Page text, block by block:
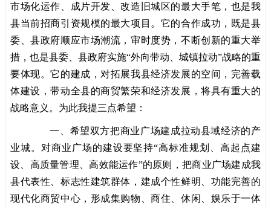
市场化运作、成片开发、改造旧城区的最大手笔，也是我
县当前招商引资规模的最大项目。它的合作成功，既是县
委、县政府顺应市场潮流，审时度势，不断创新的重大举
措，也是县委、县政府实施“外向带动、城镇拉动”战略的重
要体现。它的建成，对拓展我县经济发展的空间，完善载
体建设，带动全县的商贸繁荣和经济发展，将具有重大的
战略意义。为此我提三点希望：
一、希望双方把商业广场建成拉动县域经济的产
业城。对商业广场的建设要坚持“高标准规划、高起点建
设、高质量管理、高效能运作”的原则，把商业广场建成我
县代表性、标志性建筑群体，建成个性鲜明、功能完善的
现代化商贸中心，形成集购物、商住、休闲、娱乐于一体